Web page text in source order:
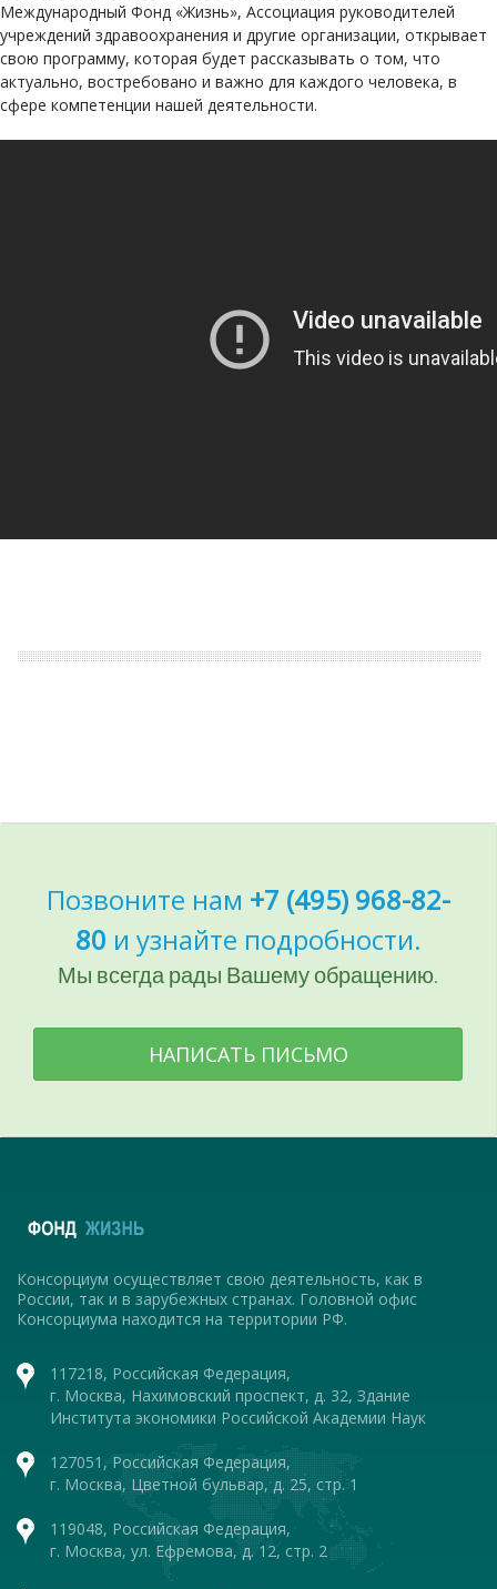
Международный Фонд «Жизнь», Ассоциация руководителей
учреждений здравоохранения и другие организации, открывает
свою программу, которая будет рассказывать о том, что
актуально, востребовано и важно для каждого человека, в
сфере компетенции нашей деятельности.
Позвоните нам +7 (495) 968-82-
80 и узнайте подробности.
Мы всегда рады Вашему обращению.
НАПИСАТЬ ПИСЬМО
Консорциум осуществляет свою деятельность, как в
России, так и в зарубежных странах. Головной офис
Консорциума находится на территории РФ.
117218, Российская Федерация,
г. Москва, Нахимовский проспект, д. 32, Здание
Института экономики Российской Академии Наук
127051, Российская Федерация,
г. Москва, Цветной бульвар, д. 25, стр. 1
119048, Российская Федерация,
г. Москва, ул. Ефремова, д. 12, стр. 2